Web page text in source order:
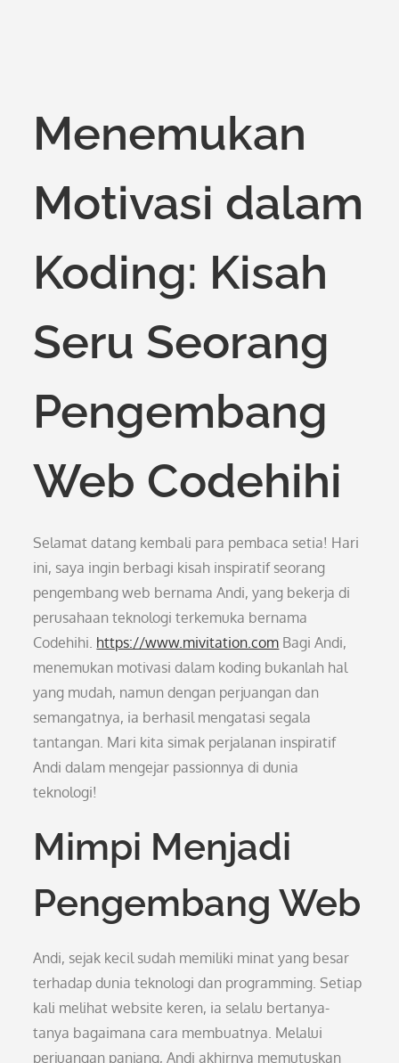
Menemukan
Motivasi dalam
Koding: Kisah
Seru Seorang
Pengembang
Web Codehihi
Selamat datang kembali para pembaca setia! Hari
ini, saya ingin berbagi kisah inspiratif seorang
pengembang web bernama Andi, yang bekerja di
perusahaan teknologi terkemuka bernama
Codehihi. https://www.mivitation.com Bagi Andi,
menemukan motivasi dalam koding bukanlah hal
yang mudah, namun dengan perjuangan dan
semangatnya, ia berhasil mengatasi segala
tantangan. Mari kita simak perjalanan inspiratif
Andi dalam mengejar passionnya di dunia
teknologi!
Mimpi Menjadi
Pengembang Web
Andi, sejak kecil sudah memiliki minat yang besar
terhadap dunia teknologi dan programming. Setiap
kali melihat website keren, ia selalu bertanya-
tanya bagaimana cara membuatnya. Melalui
perjuangan panjang, Andi akhirnya memutuskan